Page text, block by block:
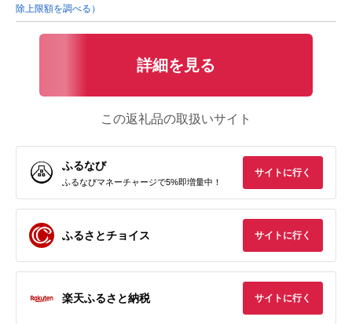
除上限額を調べる）
詳細を見る
この返礼品の取扱いサイト
ふるなび
ふるなびマネーチャージで5%即増量中！
サイトに行く
ふるさとチョイス サイトに行く
楽天ふるさと納税 サイトに行く